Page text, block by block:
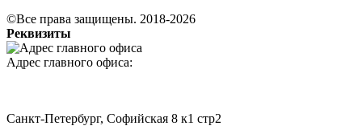
©Все права защищены. 2018-2026
Реквизиты
Адрес главного офиса:
Санкт-Петербург, Софийская 8 к1 стр2